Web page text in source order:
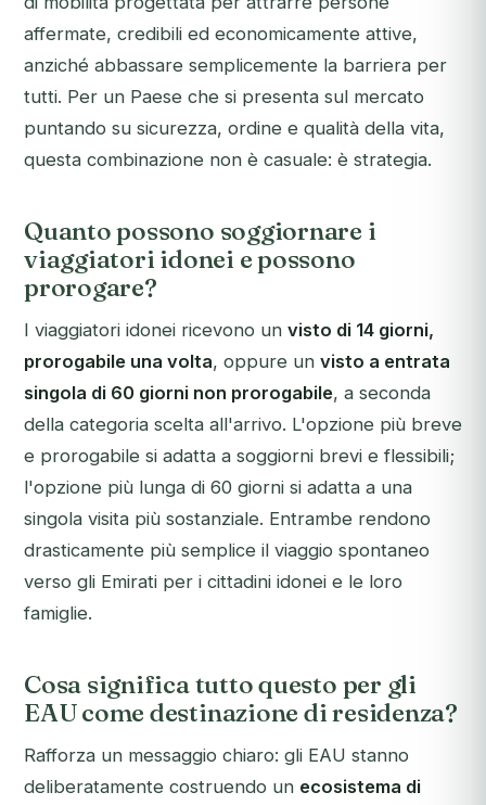
affermate, credibili ed economicamente attive,
anziché abbassare semplicemente la barriera per
tutti. Per un Paese che si presenta sul mercato
puntando su sicurezza, ordine e qualità della vita,
questa combinazione non è casuale: è strategia.
Quanto possono soggiornare i
viaggiatori idonei e possono
prorogare?
I viaggiatori idonei ricevono un visto di 14 giorni,
prorogabile una volta, oppure un visto a entrata
singola di 60 giorni non prorogabile, a seconda
della categoria scelta all'arrivo. L'opzione più breve
e prorogabile si adatta a soggiorni brevi e flessibili;
l'opzione più lunga di 60 giorni si adatta a una
singola visita più sostanziale. Entrambe rendono
drasticamente più semplice il viaggio spontaneo
verso gli Emirati per i cittadini idonei e le loro
famiglie.
Cosa significa tutto questo per gli
EAU come destinazione di residenza?
Rafforza un messaggio chiaro: gli EAU stanno
deliberatamente costruendo un ecosistema di